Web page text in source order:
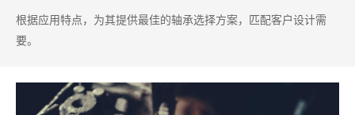
根据应用特点，为其提供最佳的轴承选择方案，匹配客户设计需
要。